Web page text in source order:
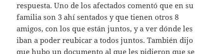
respuesta. Uno de los afectados comentó que en su
familia son 3 ahí sentados y que tienen otros 8
amigos, con los que están juntos, y a ver dónde les
iban a poder reubicar a todos juntos. También dijo
que hubo un documento al que les pidieron que se